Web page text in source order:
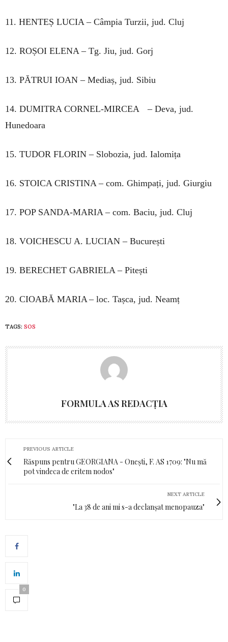
11. HENTEȘ LUCIA – Câmpia Turzii, jud. Cluj
12. ROȘOI ELENA – Tg. Jiu, jud. Gorj
13. PĂTRUI IOAN – Mediaș, jud. Sibiu
14. DUMITRA CORNEL-MIRCEA – Deva, jud.
Hunedoara
15. TUDOR FLORIN – Slobozia, jud. Ialomița
16. STOICA CRISTINA – com. Ghimpați, jud. Giurgiu
17. POP SANDA-MARIA – com. Baciu, jud. Cluj
18. VOICHESCU A. LUCIAN – București
19. BERECHET GABRIELA – Pitești
20. CIOABĂ MARIA – loc. Tașca, jud. Neamț
TAGS: SOS
FORMULA AS REDACȚIA
PREVIOUS ARTICLE
Răspuns pentru GEORGIANA - Onești, F. AS 1709: "Nu mă
pot vindeca de eritem nodos"
NEXT ARTICLE
"La 38 de ani mi s-a declanșat menopauza"
0